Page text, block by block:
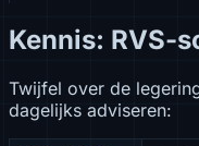
Kennis: RVS-
Twijfel over de
dagelijks adviseren: